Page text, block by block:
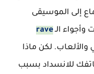
إلى الموسيقى
الـrave
والألعاب. لكن ماذا
للانسداد بسبب